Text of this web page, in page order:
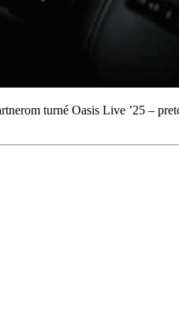
turné Oasis Live ’25 –